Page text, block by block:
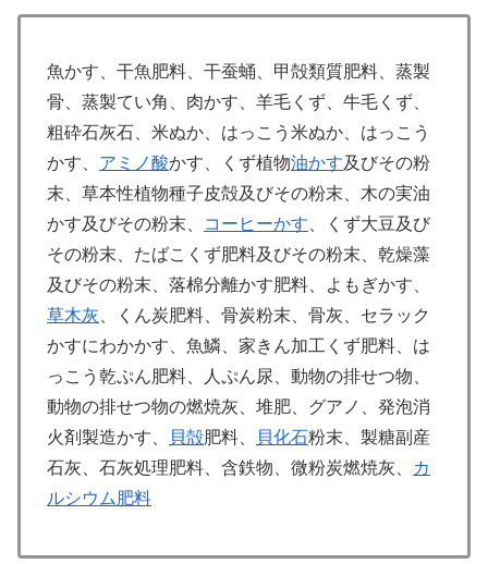
魚かす、干魚肥料、干蚕蛹、甲殻類質肥料、蒸製
骨、蒸製てい角、肉かす、羊毛くず、牛毛くず、
粗砕石灰石、米ぬか、はっこう米ぬか、はっこう
かす、 アミノ酸かす、くず植物油かす及びその粉
末、草本性植物種子皮殻及びその粉末、木の実油
かす及びその粉末、
コーヒーかす 、くず大豆及び
その粉末、たばこくず肥料及びその粉末、乾燥藻
及びその粉末、落棉分離かす肥料、よもぎかす、
草木灰 、くん炭肥料、骨炭粉末、骨灰、セラック
かすにわかかす、魚鱗、家きん加工くず肥料、は
っこう乾ぷん肥料、人ぷん尿、動物の排せつ物、
動物の排せつ物の燃焼灰、堆肥、グアノ、発泡消
火剤製造かす、
貝殻肥料、 貝化石粉末、製糖副産
石灰、石灰処理肥料、含鉄物、微粉炭燃焼灰、
カ
ルシウム肥料